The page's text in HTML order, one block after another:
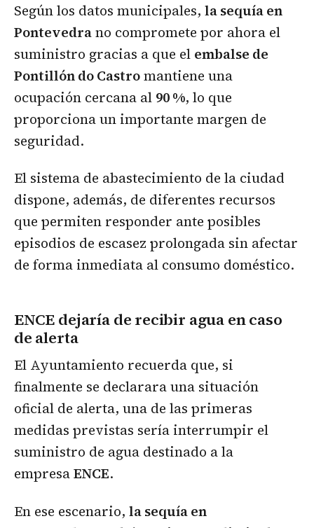
Según los datos municipales, la sequía en
Pontevedrano compromete por ahora el
suministro gracias a que el embalse de
Pontillón do Castromantiene una
ocupación cercana al 90 %, lo que
proporciona un importante margen de
seguridad.
El sistema de abastecimiento de la ciudad
dispone, además, de diferentes recursos
que permiten responder ante posibles
episodios de escasez prolongada sin afectar
de forma inmediata al consumo doméstico.
ENCE dejaría de recibir agua en caso
de alerta
El Ayuntamiento recuerda que, si
finalmente se declarara una situación
oficial de alerta, una de las primeras
medidas previstas sería interrumpir el
suministro de agua destinado a la
empresaENCE.
En ese escenario, la sequía en